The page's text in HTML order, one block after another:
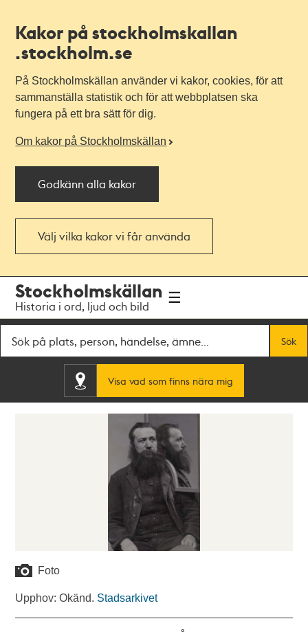
Kakor på stockholmskallan
.stockholm.se
På Stockholmskällan använder vi kakor, cookies, för att
sammanställa statistik och för att webbplatsen ska
fungera på ett bra sätt för dig.
Om kakor på Stockholmskällan
Godkänn alla kakor
Välj vilka kakor vi får använda
navigationen
huvudinnehållet
Stockholmskällan
Historia i ord, ljud och bild
Sök
Visa vad som finns nära mig
Foto
Upphov: Okänd. Stadsarkivet